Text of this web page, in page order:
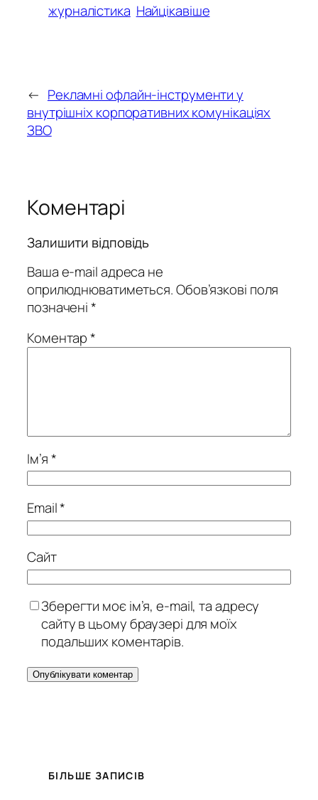
журналістика Найцікавіше
← Рекламні офлайн-інструменти у
внутрішніх корпоративних комунікаціях
ЗВО
Коментарі
Залишити відповідь
Ваша e-mail адреса не
оприлюднюватиметься.Обов’язкові поля
позначені*
Коментар*
Ім’я*
Email*
Сайт
Зберегти моє ім’я, e-mail, та адресу
сайту в цьому браузері для моїх
подальших коментарів.
БІЛЬШЕ ЗАПИСІВ